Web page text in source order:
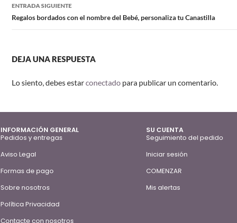
ENTRADA SIGUIENTE
Regalos bordados con el nombre del Bebé, personaliza tu Canastilla
DEJA UNA RESPUESTA
Lo siento, debes estarconectado para publicar un comentario.
INFORMACIÓN GENERAL
Pedidos y entregas
Aviso Legal
Formas de pago
Sobre nosotros
Política Privacidad
Contacte con nosotros
SU CUENTA
Seguimiento del pedido
Iniciar sesión
COMENZAR
Mis alertas